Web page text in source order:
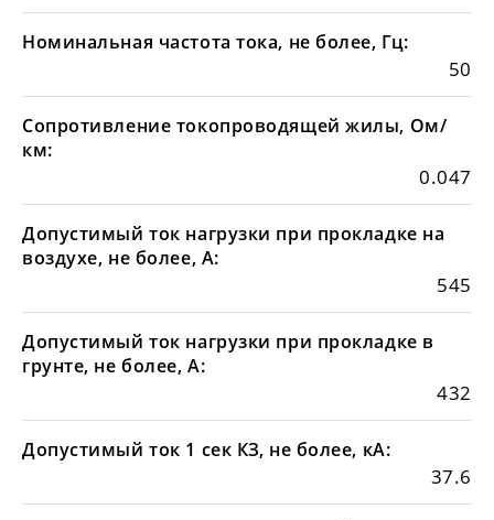
Номинальная частота тока, не более, Гц:
50
Сопротивление токопроводящей жилы, Ом/
км:
0.047
Допустимый ток нагрузки при прокладке на
воздухе, не более, А:
545
Допустимый ток нагрузки при прокладке в
грунте, не более, А:
432
Допустимый ток 1 сек КЗ, не более, кА:
37.6